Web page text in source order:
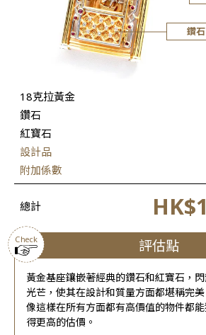
鑽石
18克拉黃金
鑽石
紅寶石
設計品
附加係數
總計
Check 評估點
黃金基座鑲嵌著經典的鑽石和紅寶石，
光芒，使其在設計和質量方面都堪稱完美
像這樣在所有方面都有高價值的物件都
得更高的估價。